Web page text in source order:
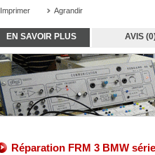
Imprimer Agrandir
EN SAVOIR PLUS AVIS
Réparation FRM 3 BMW